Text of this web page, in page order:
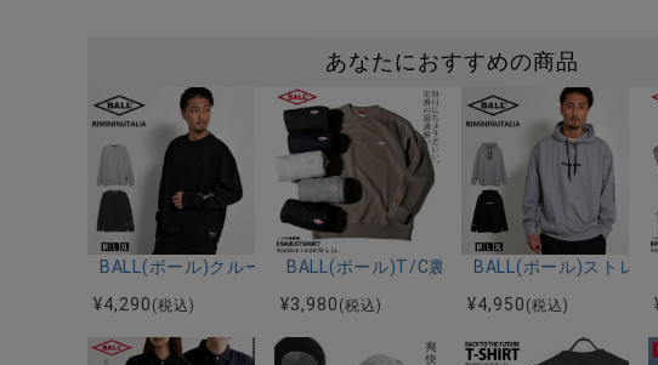
あなたにおすすめの商品
BALL(ボール)クルーネック ストレッチダンボールエンボスプリント
¥4,290 (税込)
BALL(ボール)T/C裏毛ワッペン付きトレーナ
¥3,980 (税込)
BALL(ボール)ストレ
¥4,950 (税込)